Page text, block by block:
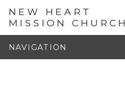
NEW HEART
MISSION CHURCH